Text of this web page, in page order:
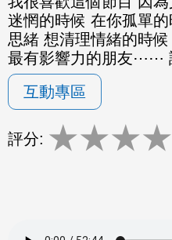
迷惘的時候 在你孤單
思緒 想清理情緒的時
最有影響力的朋友⋯⋯
互動專區
評分: ★★★★